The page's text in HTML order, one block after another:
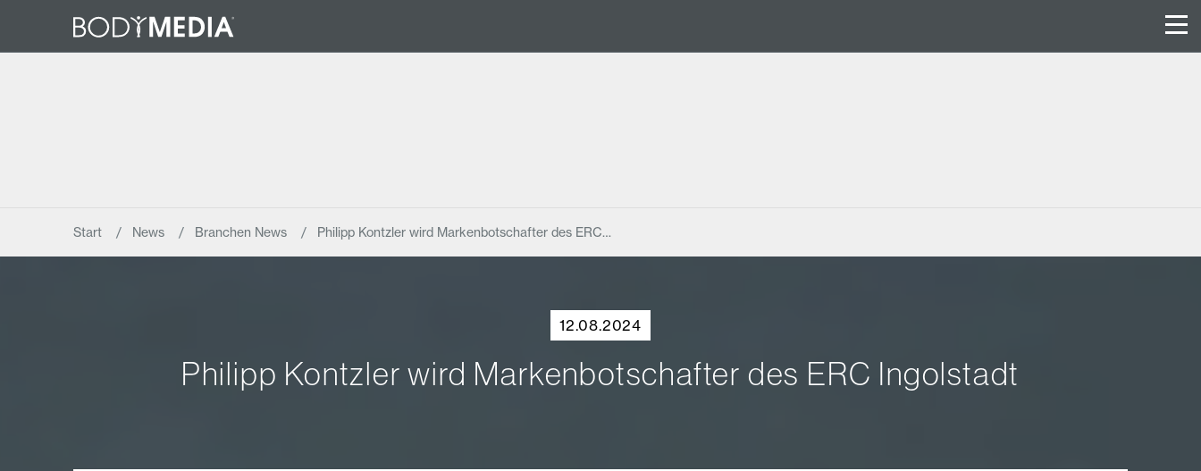
Start News Branchen News Philipp Kontzler wird Markenbotschafter des ERC…
12.08.2024
Philipp Kontzler wird Markenbotschafter des ERC Ingolstadt